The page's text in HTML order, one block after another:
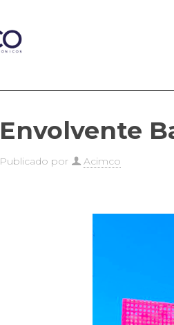
Envolvente
Publicado por Acimco